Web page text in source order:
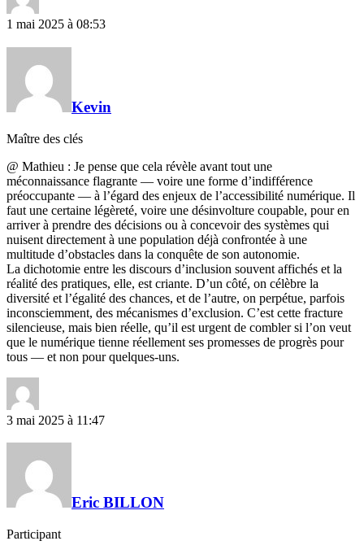
1 mai 2025 à 08:53
Kevin
Maître des clés
@ Mathieu : Je pense que cela révèle avant tout une
méconnaissance flagrante — voire une forme d’indifférence
préoccupante — à l’égard des enjeux de l’accessibilité numérique. Il
faut une certaine légèreté, voire une désinvolture coupable, pour en
arriver à prendre des décisions ou à concevoir des systèmes qui
nuisent directement à une population déjà confrontée à une
multitude d’obstacles dans la conquête de son autonomie.
La dichotomie entre les discours d’inclusion souvent affichés et la
réalité des pratiques, elle, est criante. D’un côté, on célèbre la
diversité et l’égalité des chances, et de l’autre, on perpétue, parfois
inconsciemment, des mécanismes d’exclusion. C’est cette fracture
silencieuse, mais bien réelle, qu’il est urgent de combler si l’on veut
que le numérique tienne réellement ses promesses de progrès pour
tous — et non pour quelques-uns.
3 mai 2025 à 11:47
Eric BILLON
Participant